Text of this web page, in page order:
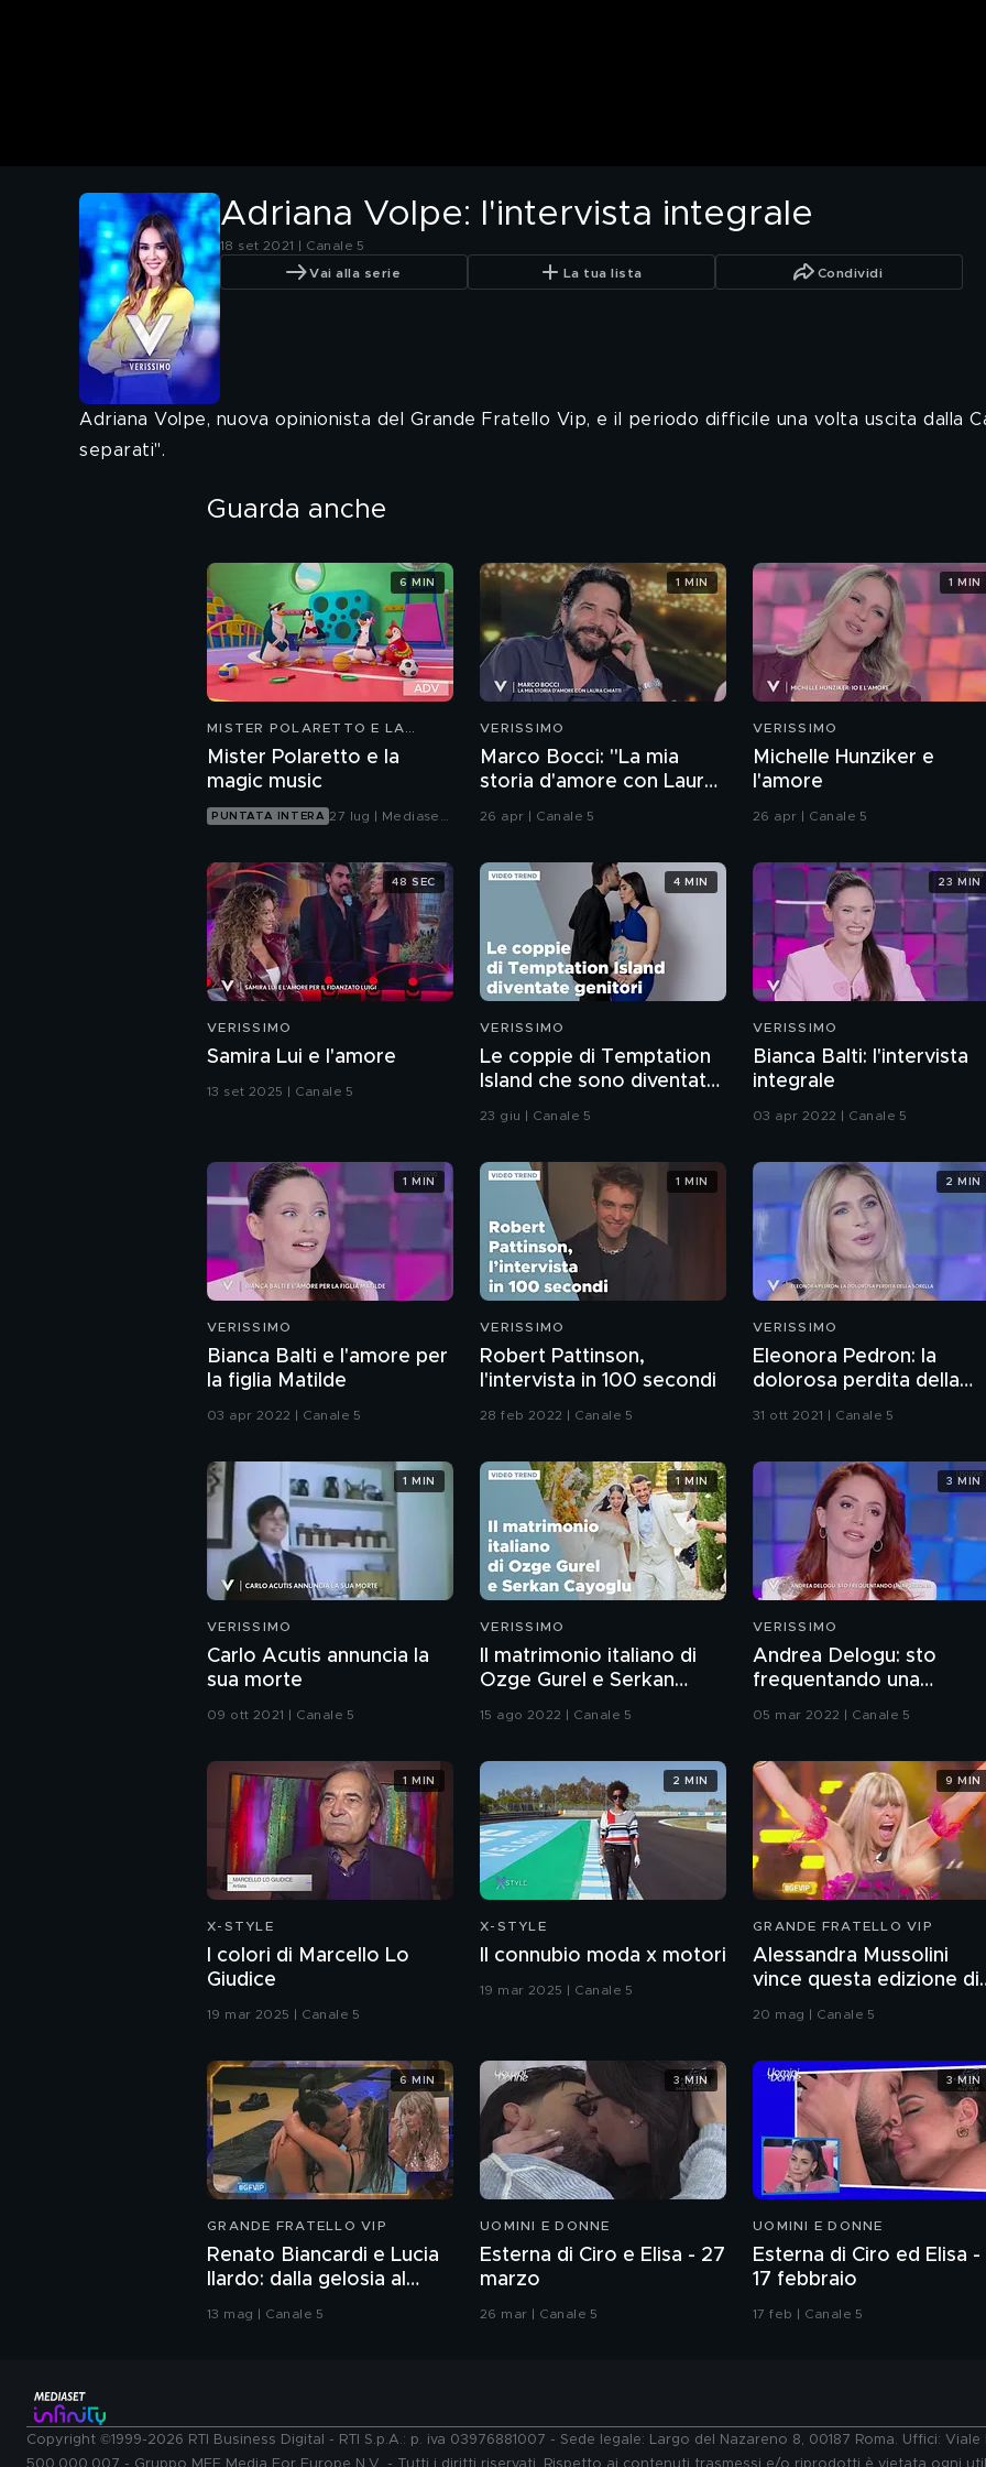
Adriana Volpe: l'intervista integrale
18 set 2021 | Canale 5
Vai alla serie La tua lista Condividi
Adriana Volpe, nuova opinionista del Grande Fratello Vip, e il periodo difficile una volta uscita dalla
separati".
Guarda anche
MISTER POLARETTO E LA
Mister Polaretto e la
magic music
PUNTATA INTERA 27 lug | Mediaset
6 MIN
VERISSIMO
Marco Bocci: "La mia
storia d'amore con Laura
Chiatti"
26 apr | Canale 5
1 MIN
VERISSIMO
Michelle Hunziker e
l'amore
26 apr | Canale 5
1 MIN
VERISSIMO
Samira Lui e l'amore
13 set 2025 | Canale 5
48 SEC
VERISSIMO
Le coppie di Temptation
Island che sono diventate
genitori
23 giu | Canale 5
4 MIN
VERISSIMO
Bianca Balti: l'intervista
integrale
03 apr 2022 | Canale 5
23 MIN
VERISSIMO
Bianca Balti e l'amore per
la figlia Matilde
03 apr 2022 | Canale 5
1 MIN
VERISSIMO
Robert Pattinson,
l'intervista in 100 secondi
28 feb 2022 | Canale 5
1 MIN
VERISSIMO
Eleonora Pedron: la
dolorosa perdita della
31 ott 2021 | Canale 5
2 MIN
VERISSIMO
Carlo Acutis annuncia la
sua morte
09 ott 2021 | Canale 5
1 MIN
VERISSIMO
Il matrimonio italiano di
Ozge Gurel e Serkan
15 ago 2022 | Canale 5
1 MIN
VERISSIMO
Andrea Delogu: sto
frequentando una
05 mar 2022 | Canale 5
3 MIN
X-STYLE
I colori di Marcello Lo
Giudice
19 mar 2025 | Canale 5
1 MIN
X-STYLE
Il connubio moda x motori
19 mar 2025 | Canale 5
2 MIN
GRANDE FRATELLO VIP
Alessandra Mussolini
vince questa edizione di
Grande Fratello VIP
20 mag | Canale 5
9 MIN
GRANDE FRATELLO VIP
Renato Biancardi e Lucia
Ilardo: dalla gelosia al
13 mag | Canale 5
6 MIN
UOMINI E DONNE
Esterna di Ciro e Elisa - 27
marzo
26 mar | Canale 5
3 MIN
UOMINI E DONNE
Esterna di Ciro ed Elisa -
17 febbraio
17 feb | Canale 5
3 MIN
Copyright ©1999-2026 RTI Business Digital - RTI S.p.A.: p. iva 03976881007 - Sede legale: Largo del Nazareno 8, 00187 Roma. Uffici: